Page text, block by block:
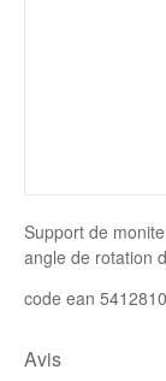
Support de
angle de rotation
code ean
Avis